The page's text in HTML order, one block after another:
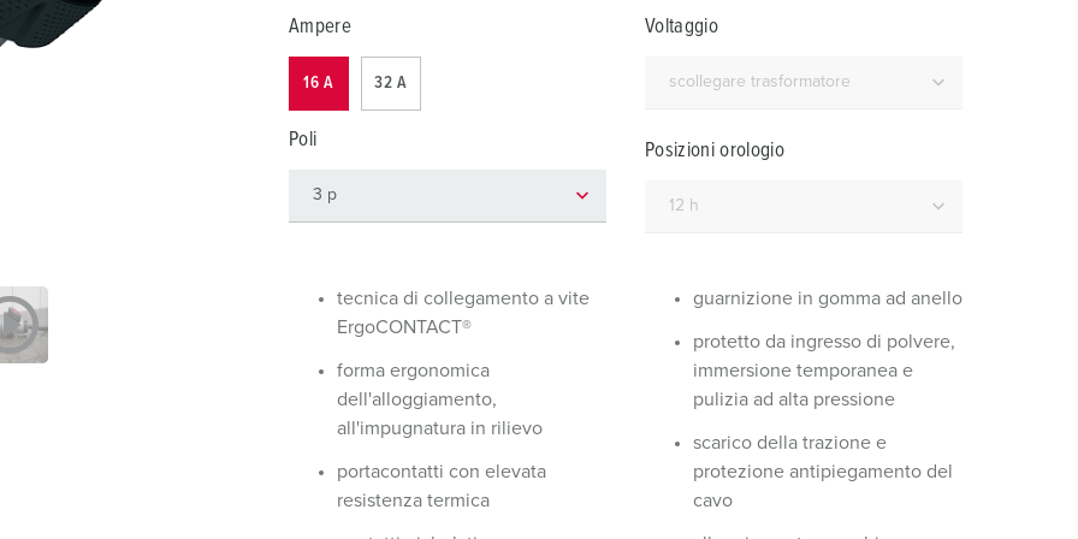
Tecnologia dati / rete
Strumetazione tecnica per eventi
Ampere
16 A 32 A
Poli
Voltaggio
Posizioni orologio
tecnica di collegamento a vite
ErgoCONTACT®
forma ergonomica
dell'alloggiamento,
all'impugnatura in rilievo
portacontatti con elevata
resistenza termica
guarnizione in gomma ad anello
protetto da ingresso di polvere,
immersione temporanea e
pulizia ad alta pressione
scarico della trazione e
protezione antipiegamento del
cavo